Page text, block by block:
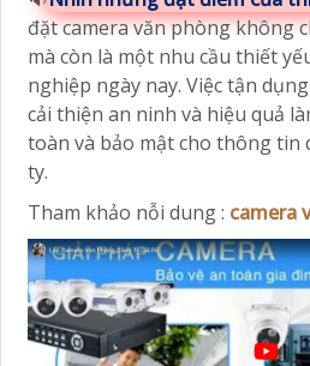
đặt camera văn phòng không
mà còn là một nhu cầu thiết
nghiệp ngày nay. Việc tận
cải thiện an ninh và hiệu quả
toàn và bảo mật cho thông tin
ty.
Tham khảo nỗi dung : camera